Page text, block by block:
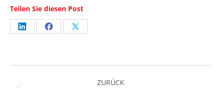
Teilen Sie diesen Post
Share
LinkedIn
Share
Facebook
Share
X
Kommentarnavigation
ZURÜCK